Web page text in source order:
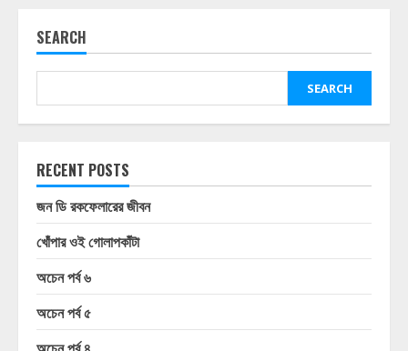
SEARCH
SEARCH
RECENT POSTS
জন ডি রকফেলারের জীবন
খোঁপার ওই গোলাপকাঁটা
অচেন পর্ব ৬
অচেন পর্ব ৫